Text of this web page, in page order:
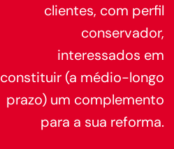
clientes, com perfil
conservador,
interessados em
constituir (a médio-longo
prazo) um complemento
para a sua reforma.